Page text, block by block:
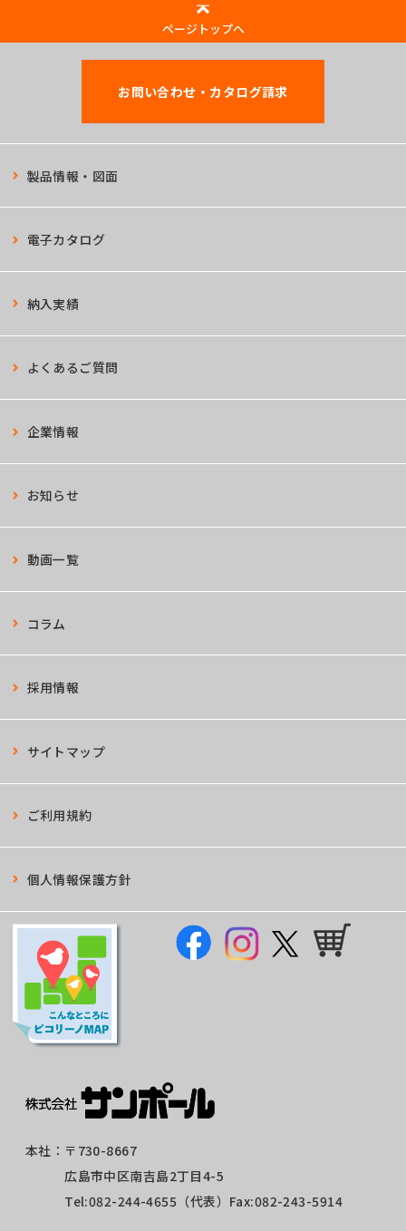
ページトップへ
製品情報・図面
電子カタログ
納入実績
よくあるご質問
お問い合わせ・カタログ請求
企業情報
お知らせ
動画一覧
コラム
採用情報
サイトマップ
ご利用規約
個人情報保護方針
本社： 〒730-8667
広島市中区南吉島2丁目4-5
Tel:082-244-4655 （代表）Fax:082-243-5914